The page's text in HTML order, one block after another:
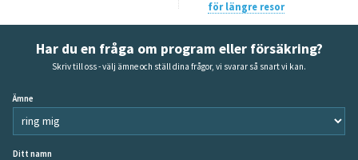
för längre resor
Har du en fråga om program eller försäkring?
Skriv till oss - välj ämne och ställ dina frågor, vi svarar så snart vi kan.
Ämne
Ditt namn